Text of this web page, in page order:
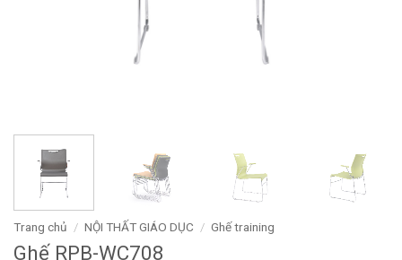
Trang chủ / NỘI THẤT GIÁO DỤC / Ghế training
Ghế RPB-WC708